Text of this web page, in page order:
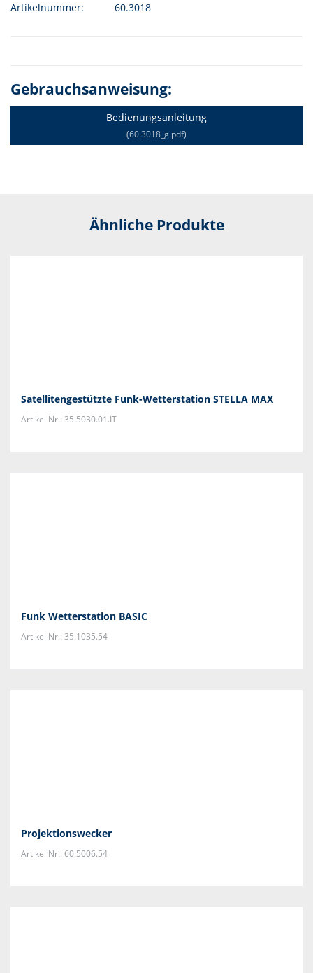
Artikelnummer: 60.3018
Gebrauchsanweisung:
Bedienungsanleitung
(60.3018_g.pdf)
Ähnliche Produkte
Satellitengestützte Funk-Wetterstation STELLA MAX
Artikel Nr.: 35.5030.01.IT
Funk Wetterstation BASIC
Artikel Nr.: 35.1035.54
Projektionswecker
Artikel Nr.: 60.5006.54